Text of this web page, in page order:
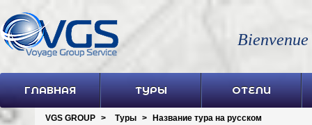
ГЛАВНАЯ ТУРЫ ОТЕЛИ
VGS GROUP > Туры > Название тура на русском